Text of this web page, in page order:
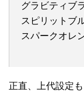
グラビティブ
スピリットブ
スパークオレ
正直、上代設定